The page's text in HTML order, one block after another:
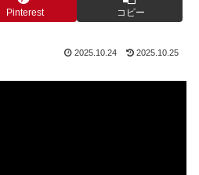
Pinterest コピー
2025.10.24 2025.10.25